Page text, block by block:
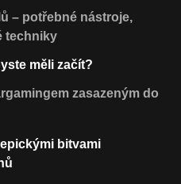
– potřebné nástroje,
techniky
měli začít?
zasazeným do
bitvami